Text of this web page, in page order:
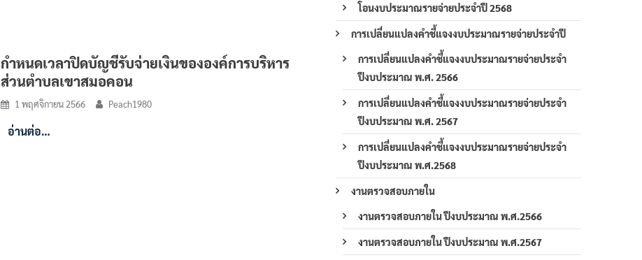
กำหนดเวลาปิดบัญชีรับจ่ายเงินขององค์การบริหาร
ส่วนตำบลเขาสมอคอน
1 พฤศจิกายน 2566 Peach1980
อ่านต่อ…
โอนงบประมาณรายจ่ายประจำปี 2568
การเปลี่ยนแปลงคำชี้แจงงบประมาณรายจ่ายประจำปี
การเปลี่ยนแปลงคำชี้แจงงบประมาณรายจ่ายประจำ
ปีงบประมาณ พ.ศ. 2566
การเปลี่ยนแปลงคำชี้แจงงบประมาณรายจ่ายประจำ
ปีงบประมาณ พ.ศ. 2567
การเปลี่ยนแปลงคำชี้แจงงบประมาณรายจ่ายประจำ
ปีงบประมาณ พ.ศ.2568
งานตรวจสอบภายใน
งานตรวจสอบภายใน ปีงบประมาณ พ.ศ.2566
งานตรวจสอบภายใน ปีงบประมาณ พ.ศ.2567